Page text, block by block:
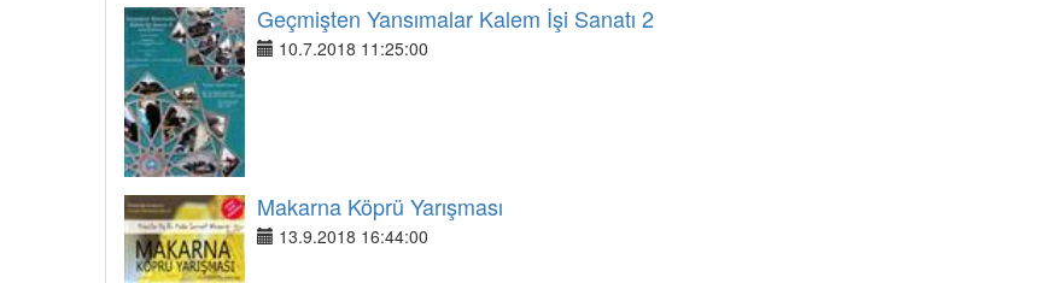
Geçmişten Yansımalar Kalem İşi Sanatı 2
10.7.2018 11:25:00
Makarna Köprü Yarışması
13.9.2018 16:44:00